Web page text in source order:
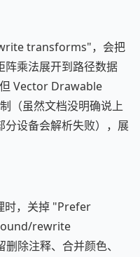
transforms"，会把
阵乘法展开到路径数据
Vector Drawable
（虽然文档没明确说上
分设备会解析失败），展
时，关掉 "Prefer
rewrite
除注释、合并颜色、